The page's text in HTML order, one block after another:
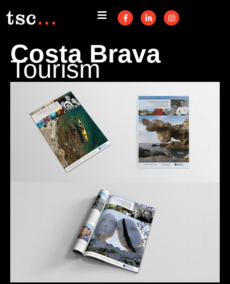
Costa Brava
Tourism